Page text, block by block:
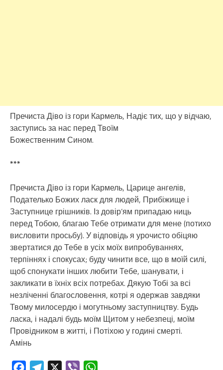
Пречиста Діво із гори Кармель, Надіє тих, що у відчаю,
заступись за нас перед Твоїм
Божественним Сином.
***
Пречиста Діво із гори Кармель, Царице ангелів,
Подателько Божих ласк для людей, Прибіжище і
Заступнице грішників. Із довір’ям припадаю ниць
перед Тобою, благаю Тебе отримати для мене (потихо
висловити просьбу). У відповідь я урочисто обіцяю
звертатися до Тебе в усіх моїх випробуваннях,
терпіннях і спокусах; буду чинити все, що в моїй силі,
щоб спонукати інших любити Тебе, шанувати, і
закликати в їхніх всіх потребах. Дякую Тобі за всі
незліченні благословення, котрі я одержав завдяки
Твому милосердю і могутньому заступництву. Будь
ласка, і надалі будь моїм Щитом у небезпеці, моїм
Провідником в житті, і Потіхою у годині смерті.
Амінь
FacebookTelegram Viber